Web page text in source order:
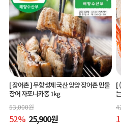
[ 장어촌 ]무항생제 국산 양양 장어촌 민물
장어 자포니카종 1kg
53,000원
52% 25,900원
[